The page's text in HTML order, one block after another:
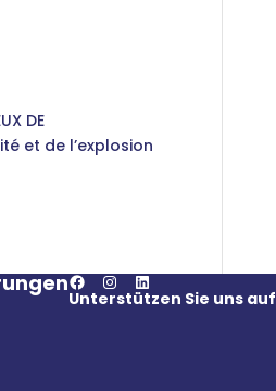
DE
et de l’explosion
Facebook Instagram LinkedIn
Unterstützen Sie uns auf